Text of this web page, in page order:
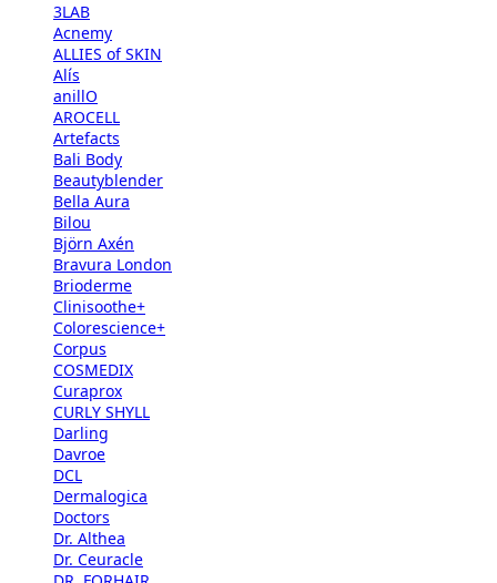
3LAB
Acnemy
ALLIES of SKIN
Alís
anillO
AROCELL
Artefacts
Bali Body
Beautyblender
Bella Aura
Bilou
Björn Axén
Bravura London
Brioderme
Clinisoothe+
Colorescience+
Corpus
COSMEDIX
Curaprox
CURLY SHYLL
Darling
Davroe
DCL
Dermalogica
Doctors
Dr. Althea
Dr. Ceuracle